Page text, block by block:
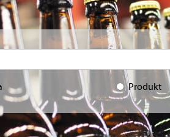
Produkt